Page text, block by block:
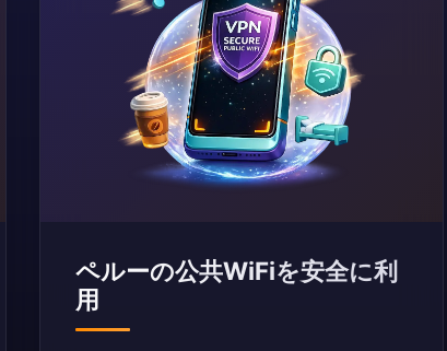
ペルーの公共WiFiを安全に利
用